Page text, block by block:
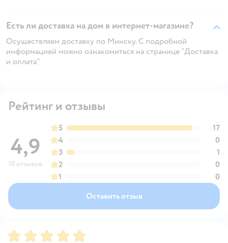
Есть ли доставка на дом в интернет-магазине?
Осуществляем доставку по Минску. С подробной
информацией можно ознакомиться на странице "Доставка
и оплата"
Рейтинг и отзывы
4,9
18 отзывов
5
17
4
0
3
1
2
0
1
0
Оставить отзыв
Рейтинг:5